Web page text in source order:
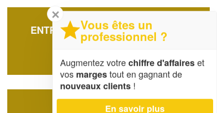
ENTREPRISE DUCHENE GABRIEL
9 Rue Floreal
✕
Vous êtes un
professionnel ?
Augmentez votrechiffre d'affaireset
vos margestout en gagnant de
nouveaux clients !
En savoir plus